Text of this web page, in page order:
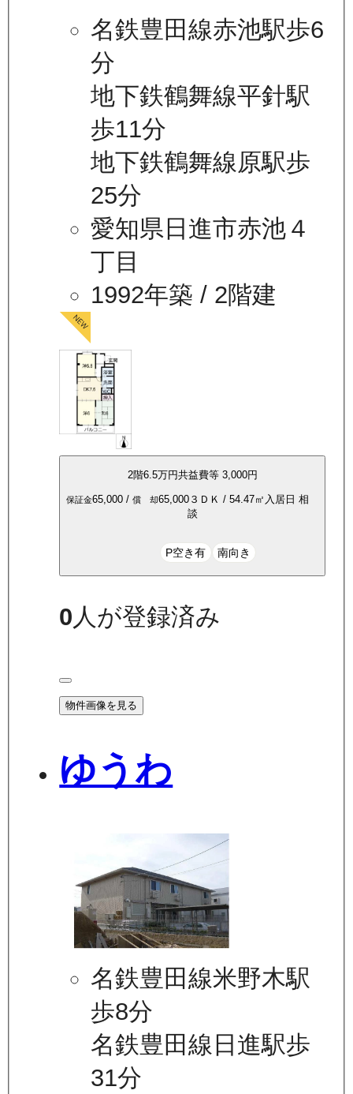
名鉄豊田線赤池駅歩6
分
地下鉄鶴舞線平針駅
歩11分
地下鉄鶴舞線原駅歩
25分
愛知県日進市赤池４
丁目
1992年築 / 2階建
2階6.5万円共益費等 3,000円
保証金65,000/ 償 却65,000３ＤＫ / 54.47㎡ 入居日 相
談
P空き有 南向き
0 人が登録済み
物件画像を見る
ゆうわ
名鉄豊田線米野木駅
歩8分
名鉄豊田線日進駅歩
31分